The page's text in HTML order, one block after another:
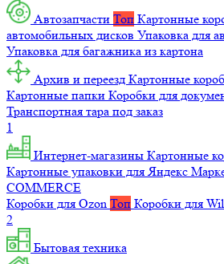
Автозапчасти Топ Картонные
автомобильных дисков Упаковка для
Упаковка для багажника из картона
Архив и переезд Картонные
Картонные папки Коробки для
Транспортная тара под заказ
1
Интернет-магазины Картонные
Картонные упаковки для Яндекс
COMMERCE
Коробки для Ozon Топ Коробки для
2
Бытовая техника